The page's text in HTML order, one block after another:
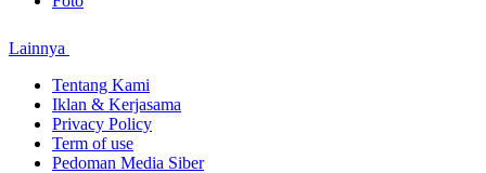
Lainnya
Tentang Kami
Iklan & Kerjasama
Privacy Policy
Term of use
Pedoman Media Siber